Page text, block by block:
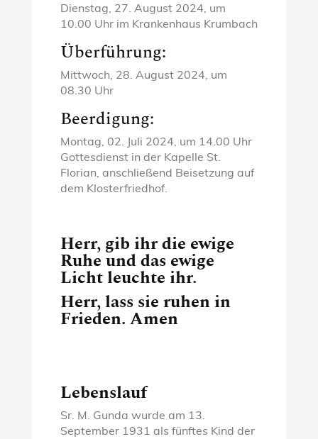
Dienstag, 27. August 2024, um
10.00 Uhr im Krankenhaus Krumbach
Überführung:
Mittwoch, 28. August 2024, um
08.30 Uhr
Beerdigung:
Montag, 02. Juli 2024, um 14.00 Uhr
Gottesdienst in der Kapelle St.
Florian, anschließend Beisetzung auf
dem Klosterfriedhof.
Herr, gib ihr die ewige
Ruhe und das ewige
Licht leuchte ihr.
Herr, lass sie ruhen in
Frieden. Amen
Lebenslauf
Sr. M. Gunda wurde am 13.
September 1931 als fünftes Kind der